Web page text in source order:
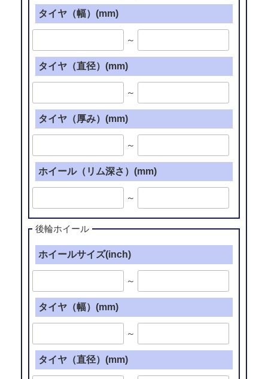
タイヤ（幅）(mm)
～
タイヤ（直径）(mm)
～
タイヤ（厚み）(mm)
～
ホイール（リム深さ）(mm)
～
後輪ホイール
ホイールサイズ(inch)
～
タイヤ（幅）(mm)
～
タイヤ（直径）(mm)